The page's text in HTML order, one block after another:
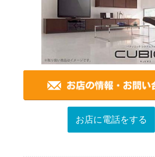
お店に電話をする